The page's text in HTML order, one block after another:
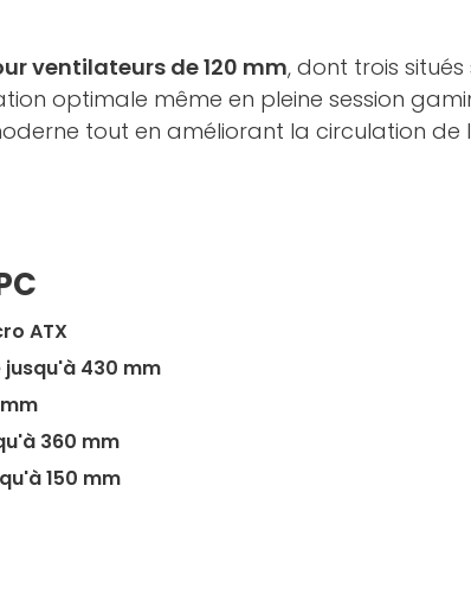
ventilateurs de 120 mm, dont trois
optimale même en pleine session
tout en améliorant la circulation de
ATX
430 mm
360 mm
150 mm